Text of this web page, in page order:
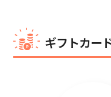
ギフトカー